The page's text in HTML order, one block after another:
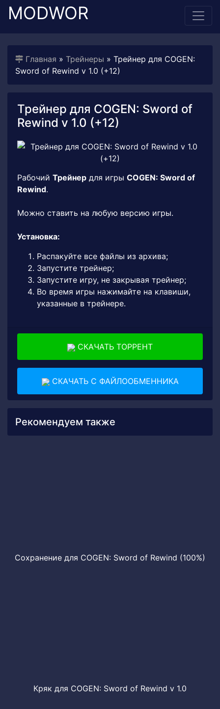
MODWOR
Главная » Трейнеры » Трейнер для COGEN:
Sword of Rewind v 1.0 (+12)
Трейнер для COGEN: Sword of
Rewind v 1.0 (+12)
Рабочий Трейнер для игры COGEN: Sword of
Rewind.
Можно ставить на любую версию игры.
Установка:
Распакуйте все файлы из архива;
Запустите трейнер;
Запустите игру, не закрывая трейнер;
Во время игры нажимайте на клавиши,
указанные в трейнере.
СКАЧАТЬ ТОРРЕНТ
СКАЧАТЬ С ФАЙЛООБМЕННИКА
Рекомендуем также
Сохранение для COGEN: Sword of Rewind (100%)
Кряк для COGEN: Sword of Rewind v 1.0